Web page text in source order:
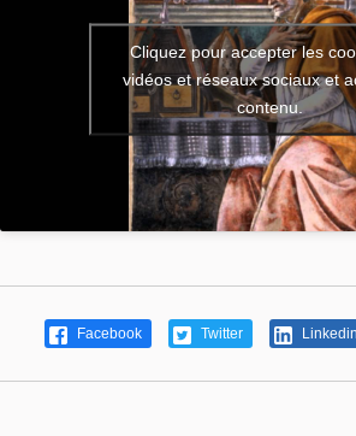
Cliquez pour accepter les
vidéos et réseaux sociaux et
contenu.
Facebook Twitter Linkedin